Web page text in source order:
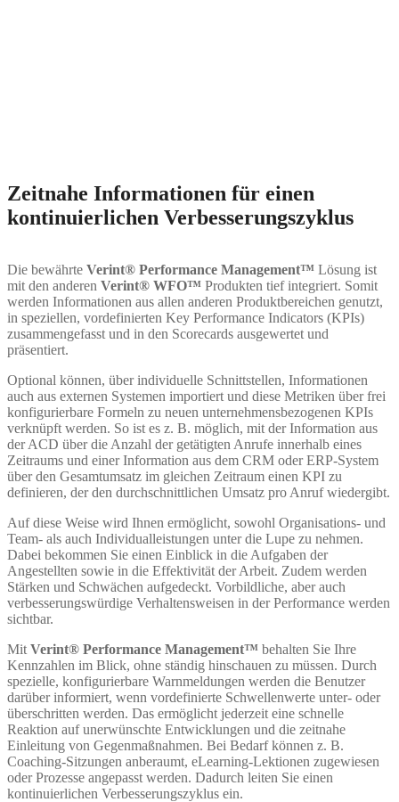
Zeitnahe Informationen für einen
kontinuierlichen Verbesserungszyklus
Die bewährte Verint® Performance Management™ Lösung ist
mit den anderen Verint® WFO™ Produkten tief integriert. Somit
werden Informationen aus allen anderen Produktbereichen genutzt,
in speziellen, vordefinierten Key Performance Indicators (KPIs)
zusammengefasst und in den Scorecards ausgewertet und
präsentiert.
Optional können, über individuelle Schnittstellen, Informationen
auch aus externen Systemen importiert und diese Metriken über frei
konfigurierbare Formeln zu neuen unternehmensbezogenen KPIs
verknüpft werden. So ist es z. B. möglich, mit der Information aus
der ACD über die Anzahl der getätigten Anrufe innerhalb eines
Zeitraums und einer Information aus dem CRM oder ERP-System
über den Gesamtumsatz im gleichen Zeitraum einen KPI zu
definieren, der den durchschnittlichen Umsatz pro Anruf wiedergibt.
Auf diese Weise wird Ihnen ermöglicht, sowohl Organisations- und
Team- als auch Individualleistungen unter die Lupe zu nehmen.
Dabei bekommen Sie einen Einblick in die Aufgaben der
Angestellten sowie in die Effektivität der Arbeit. Zudem werden
Stärken und Schwächen aufgedeckt. Vorbildliche, aber auch
verbesserungswürdige Verhaltensweisen in der Performance werden
sichtbar.
Mit Verint® Performance Management™ behalten Sie Ihre
Kennzahlen im Blick, ohne ständig hinschauen zu müssen. Durch
spezielle, konfigurierbare Warnmeldungen werden die Benutzer
darüber informiert, wenn vordefinierte Schwellenwerte unter- oder
überschritten werden. Das ermöglicht jederzeit eine schnelle
Reaktion auf unerwünschte Entwicklungen und die zeitnahe
Einleitung von Gegenmaßnahmen. Bei Bedarf können z. B.
Coaching-Sitzungen anberaumt, eLearning-Lektionen zugewiesen
oder Prozesse angepasst werden. Dadurch leiten Sie einen
kontinuierlichen Verbesserungszyklus ein.